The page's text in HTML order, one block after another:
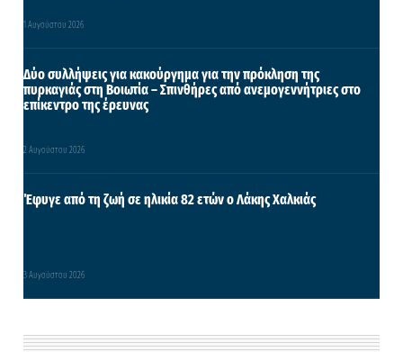
1 Αυγούστου 2026
Δύο συλλήψεις για κακούργημα για την πρόκληση της
πυρκαγιάς στη Βοιωτία – Σπινθήρες από ανεμογεννήτριες στο
επίκεντρο της έρευνας
2 Αυγούστου 2026
Έφυγε από τη ζωή σε ηλικία 82 ετών ο Λάκης Χαλκιάς
3 Αυγούστου 2026